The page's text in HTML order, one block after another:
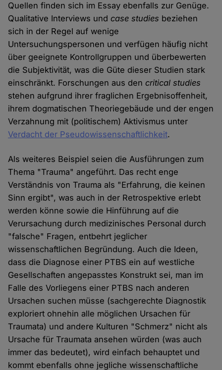
Quellen finden sich im Essay ebenfalls zur Genüge.
Qualitative Interviews undcase studies beziehen
sich in der Regel auf wenige
Untersuchungspersonen und verfügen häufig nicht
über geeignete Kontrollgruppen und überbewerten
die Subjektivität, was die Güte dieser Studien stark
einschränkt. Forschungen aus dencritical studies
stehen aufgrund ihrer fraglichen Ergebnisoffenheit,
ihrem dogmatischen Theoriegebäude und der engen
Verzahnung mit (politischem) Aktivismus unter
Verdacht der Pseudowissenschaftlichkeit.
Als weiteres Beispiel seien die Ausführungen zum
Thema "Trauma" angeführt. Das recht enge
Verständnis von Trauma als "Erfahrung, die keinen
Sinn ergibt", was auch in der Retrospektive erlebt
werden könne sowie die Hinführung auf die
Verursachung durch medizinisches Personal durch
"falsche" Fragen, entbehrt jeglicher
wissenschaftlichen Begründung. Auch die Ideen,
dass die Diagnose einer PTBS ein auf westliche
Gesellschaften angepasstes Konstrukt sei, man im
Falle des Vorliegens einer PTBS nach anderen
Ursachen suchen müsse (sachgerechte Diagnostik
exploriert ohnehin alle möglichen Ursachen für
Traumata) und andere Kulturen "Schmerz" nicht als
Ursache für Traumata ansehen würden (was auch
immer das bedeutet), wird einfach behauptet und
kommt ebenfalls ohne jegliche wissenschaftliche